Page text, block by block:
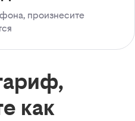
произнесите
как